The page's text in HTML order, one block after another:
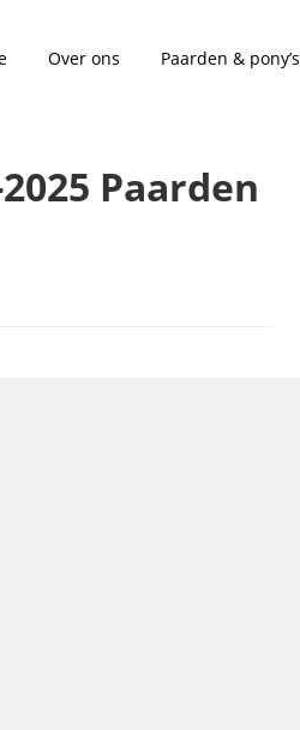
Over ons Paarden & pony’s
Paarden